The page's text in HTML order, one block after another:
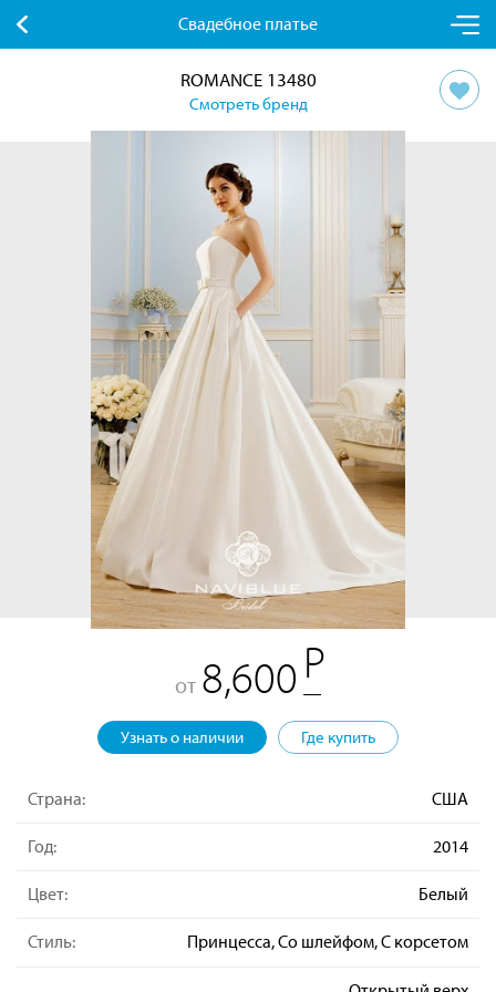
Свадебное платье
ROMANCE 13480
Смотреть бренд
от 8,600
Узнать о наличии Где купить
Страна: США
Год: 2014
Цвет: Белый
Стиль: Принцесса, Со шлейфом, С корсетом